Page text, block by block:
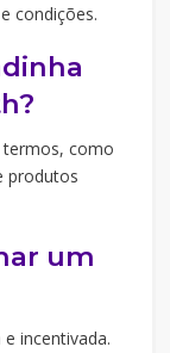
condições.
como
produtos
um
incentivada.